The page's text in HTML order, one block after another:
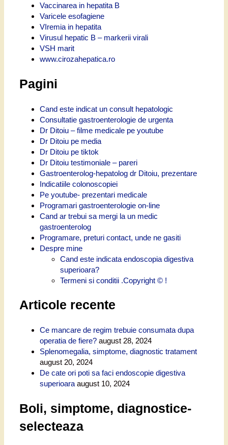
Vaccinarea in hepatita B
Varicele esofagiene
VIremia in hepatita
Virusul hepatic B – markerii virali
VSH marit
www.cirozahepatica.ro
Pagini
Cand este indicat un consult hepatologic
Consultatie gastroenterologie de urgenta
Dr Ditoiu – filme medicale pe youtube
Dr Ditoiu pe media
Dr Ditoiu pe tiktok
Dr Ditoiu testimoniale – pareri
Gastroenterolog-hepatolog dr Ditoiu, prezentare
Indicatiile colonoscopiei
Pe youtube- prezentari medicale
Programari gastroenterologie on-line
Cand ar trebui sa mergi la un medic
gastroenterolog
Programare, preturi contact, unde ne gasiti
Despre mine
Cand este indicata endoscopia digestiva
superioara?
Termeni si conditii .Copyright © !
Articole recente
Ce mancare de regim trebuie consumata dupa
operatia de fiere? august 28, 2024
Splenomegalia, simptome, diagnostic tratament
august 20, 2024
De cate ori poti sa faci endoscopie digestiva
superioara august 10, 2024
Boli, simptome, diagnostice-
selecteaza